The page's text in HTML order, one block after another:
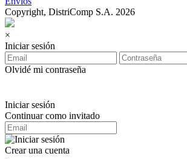
Copyright, DistriComp S.A. 2026
×
Iniciar sesión
Olvidé mi contraseña
Iniciar sesión
Continuar como invitado
Crear una cuenta